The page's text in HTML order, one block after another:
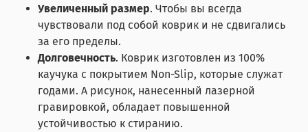
Увеличенный размер. Чтобы вы всегда
чувствовали под собой коврик и не сдвигались
за его пределы.
Долговечность. Коврик изготовлен из 100%
каучука с покрытием Non-Slip, которые служат
годами. А рисунок, нанесенный лазерной
гравировкой, обладает повышенной
устойчивостью к стиранию.